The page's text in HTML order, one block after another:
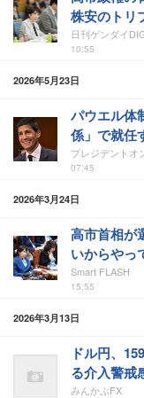
株安のトリ
日刊ゲンダイ
10:55
2026年5月23日
パウエル体
係」で就任
プレジデントオ
07:45
2026年3月24日
高市首相が
いからやっ
Smart FLASH
15:55
2026年3月13日
ドル円、
る介入警戒
みんかぶFX